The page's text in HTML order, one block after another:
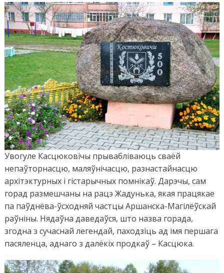
Увогуле Касцюковічы прывабліваюць сваёй
непаўторнасцю, маляўнічасцю, разнастайнасцю
архітэктурных і гістарычных помнікаў. Дарэчы, сам
горад размешчаны на рацэ Жадунька, якая працякае
па паўднёва-ўсходняй частцы Аршанска-Магілёўскай
раўніны. Нядаўна даведаўся, што назва горада,
згодна з сучаснай легендай, паходзіць ад імя першага
пасяленца, аднаго з далёкіх продкаў – Касцюка.